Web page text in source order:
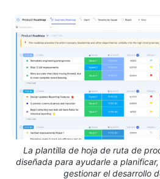
La plantilla de hoja de ruta de
diseñada para ayudarle a
gestionar el desarrollo